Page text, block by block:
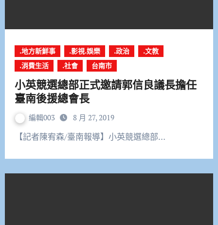
.地方新鮮事 .影視.娛樂 .政治
.文教
.消費生活
.社會 台南市
小英競選總部正式邀請郭信良議長擔任
臺南後援總會長
編輯003 8 月 27, 2019
【記者陳宥森/臺南報導】小英競選總部…